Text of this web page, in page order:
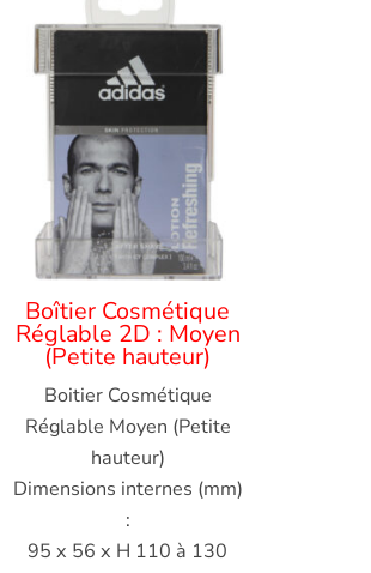
Boîtier Cosmétique
Réglable 2D : Moyen
(Petite hauteur)
Boitier Cosmétique
Réglable Moyen (Petite
hauteur)
Dimensions internes (mm)
:
95 x 56 x H 110 à 130